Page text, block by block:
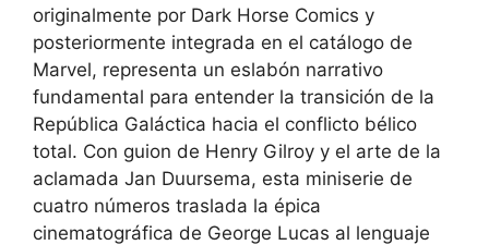
originalmente por Dark Horse Comics y
posteriormente integrada en el catálogo de
Marvel, representa un eslabón narrativo
fundamental para entender la transición de la
República Galáctica hacia el conflicto bélico
total. Con guion de Henry Gilroy y el arte de la
aclamada Jan Duursema, esta miniserie de
cuatro números traslada la épica
cinematográfica de George Lucas al lenguaje